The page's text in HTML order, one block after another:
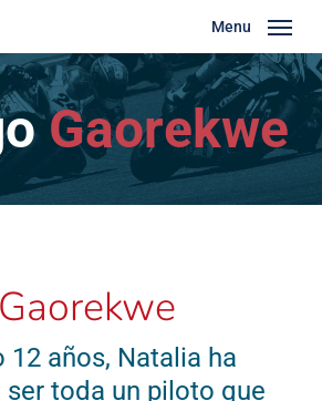
Menu
Gaorekwe
Gaorekwe
12 años, Natalia ha
toda un piloto que